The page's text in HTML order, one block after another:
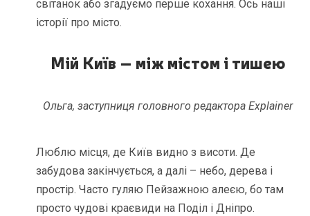
світанок або згадуємо перше кохання. Ось наші
історії про місто.
Мій Київ – між містом і тишею
Ольга, заступниця головного редактора Explainer
Люблю місця, де Київ видно з висоти. Де
забудова закінчується, а далі – небо, дерева і
простір. Часто гуляю Пейзажною алеєю, бо там
просто чудові краєвиди на Поділ і Дніпро.